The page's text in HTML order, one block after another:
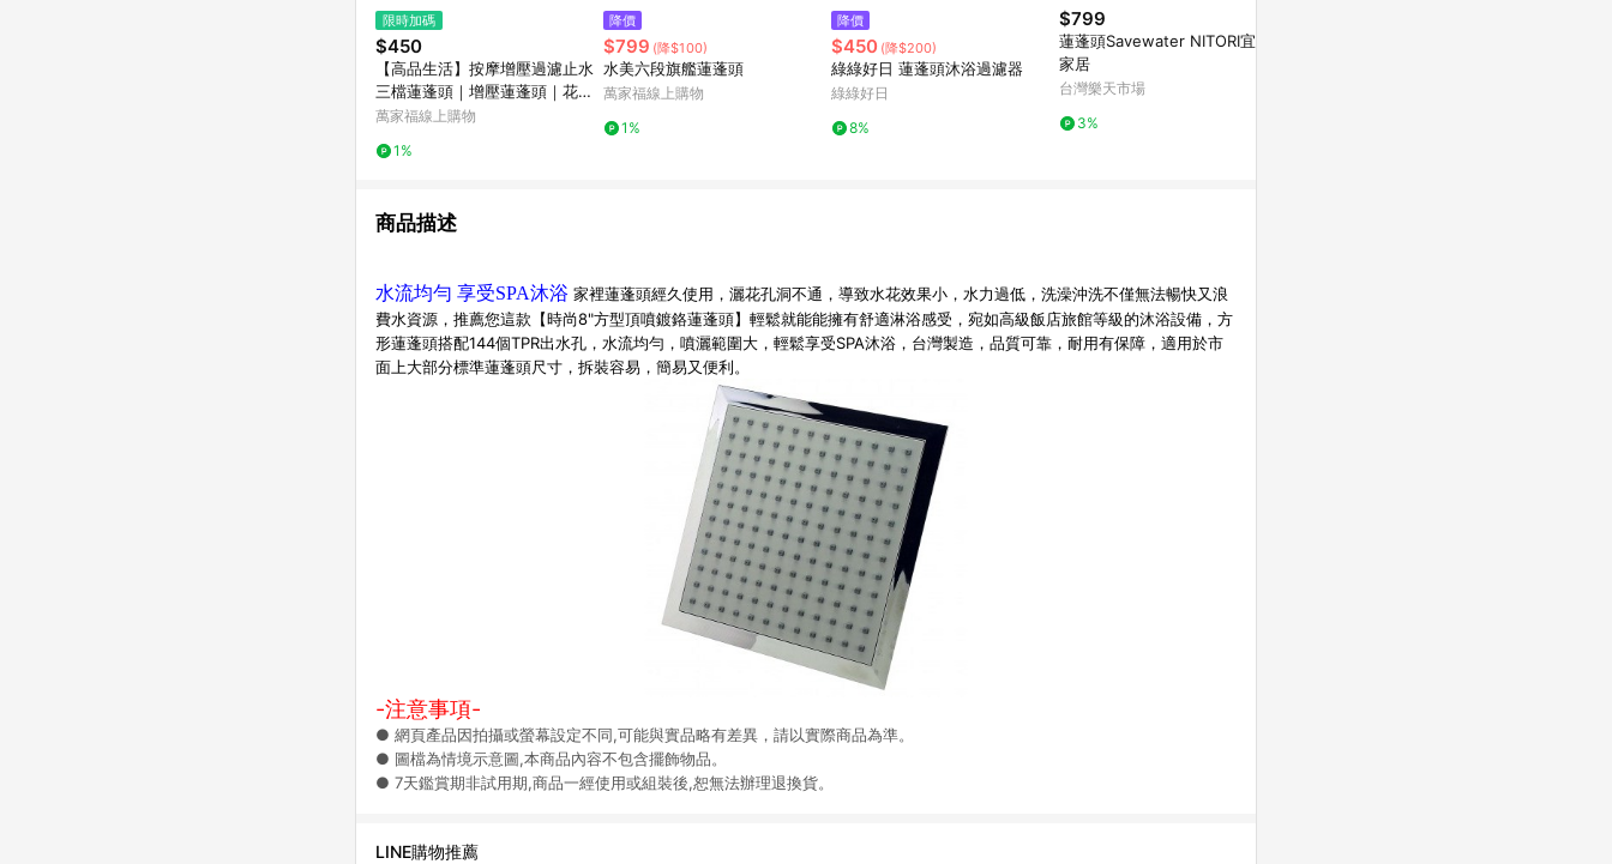
限時加碼
$450
【高品生活】按摩增壓過濾止水
三檔蓮蓬頭｜增壓蓮蓬頭｜花灑
｜一鍵止水｜三段增壓｜過濾｜
萬家福線上購物
1%
降價
$799 (降$100)
水美六段旗艦蓮蓬頭
萬家福線上購物
1%
降價
$450 (降$200)
綠綠好日 蓮蓬頭沐浴過濾器
綠綠好日
8%
$799
蓮蓬頭Savewater NITORI宜得利
家居
台灣樂天市場
3%
商品描述
水流均勻 享受SPA沐浴 家裡蓮蓬頭經久使用，灑花孔洞不通，導致水花效果小，水力過低，洗澡沖洗不僅無法暢快又浪
費水資源，推薦您這款【時尚8"方型頂噴鍍鉻蓮蓬頭】輕鬆就能能擁有舒適淋浴感受，宛如高級飯店旅館等級的沐浴設備，方
形蓮蓬頭搭配144個TPR出水孔，水流均勻，噴灑範圍大，輕鬆享受SPA沐浴，台灣製造，品質可靠，耐用有保障，適用於市
面上大部分標準蓮蓬頭尺寸，拆裝容易，簡易又便利。
-注意事項-
● 網頁產品因拍攝或螢幕設定不同,可能與實品略有差異，請以實際商品為準。
● 圖檔為情境示意圖,本商品內容不包含擺飾物品。
● 7天鑑賞期非試用期,商品一經使用或組裝後,恕無法辦理退換貨。
LINE購物推薦